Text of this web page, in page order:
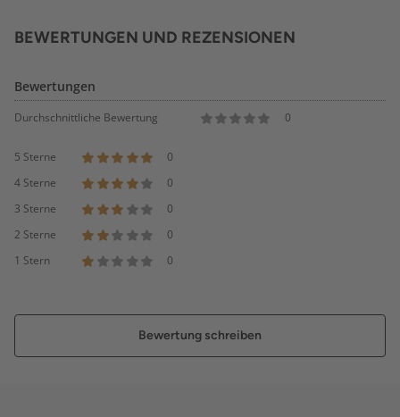
BEWERTUNGEN UND REZENSIONEN
Bewertungen
Durchschnittliche Bewertung 0
5 Sterne
0
4 Sterne
0
3 Sterne
0
2 Sterne
0
1 Stern
0
Bewertung schreiben